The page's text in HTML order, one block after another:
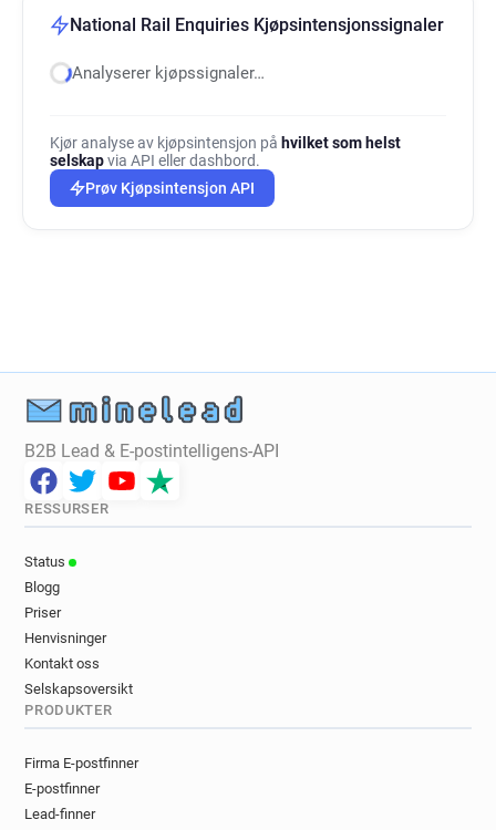
National Rail Enquiries Kjøpsintensjonssignaler
Analyserer kjøpssignaler…
Kjør analyse av kjøpsintensjon på hvilket som helst
selskapvia API eller dashbord.
Prøv Kjøpsintensjon API
B2B Lead & E-postintelligens-API
RESSURSER
Status
Blogg
Priser
Henvisninger
Kontakt oss
Selskapsoversikt
PRODUKTER
Firma E-postfinner
E-postfinner
Lead-finner